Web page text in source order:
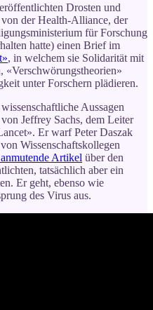
Drosten und
von der Health-Alliance, der
für Forschung
hatte) einen Brief im
, in welchem sie Solidarität mit
«Verschwörungstheorien»
unter Forschern plädieren.
Aussagen
Jeffrey Sachs, dem Leiter
Er warf Peter Daszak
Wissenschaftskollegen
Artikel über den
tatsächlich aber ein
Er geht, ebenso wie
des Virus aus.